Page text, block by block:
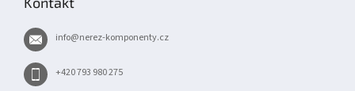
info@nerez-komponenty.cz
+420 793 980 275